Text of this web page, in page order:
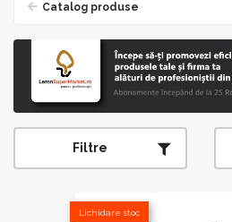
Catalog produse
Filtre
Lichidare stoc